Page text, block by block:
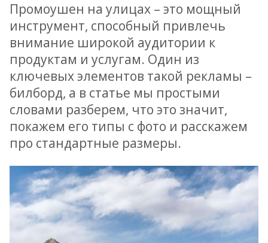
Промоушен на улицах – это мощный
инструмент, способный привлечь
внимание широкой аудитории к
продуктам и услугам. Один из
ключевых элементов такой рекламы –
билборд, а в статье мы простыми
словами разберем, что это значит,
покажем его типы с фото и расскажем
про стандартные размеры.